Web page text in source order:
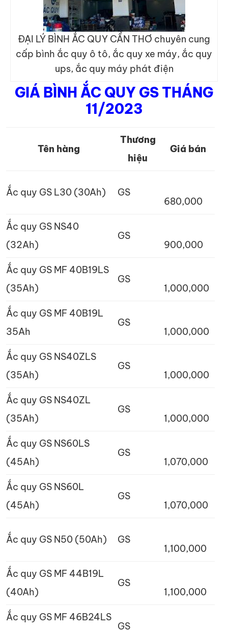
ĐẠI LÝ BÌNH ẮC QUY CẦN THƠ chuyên cung
cấp bình ắc quy ô tô, ắc quy xe máy, ắc quy
ups, ắc quy máy phát điện
GIÁ BÌNH ẮC QUY GS THÁNG
11/2023
Tên hàng
Thương
hiệu
Giá bán
Ắc quy GS L30 (30Ah) GS
680,000
Ắc quy GS NS40
(32Ah)
GS
900,000
Ắc quy GS MF 40B19LS
(35Ah)
GS
1,000,000
Ắc quy GS MF 40B19L
35Ah
GS
1,000,000
Ắc quy GS NS40ZLS
(35Ah)
GS
1,000,000
Ắc quy GS NS40ZL
(35Ah)
GS
1,000,000
Ắc quy GS NS60LS
(45Ah)
GS
1,070,000
Ắc quy GS NS60L
(45Ah)
GS
1,070,000
Ắc quy GS N50 (50Ah) GS
1,100,000
Ắc quy GS MF 44B19L
(40Ah)
GS
1,100,000
Ắc quy GS MF 46B24LS
GS